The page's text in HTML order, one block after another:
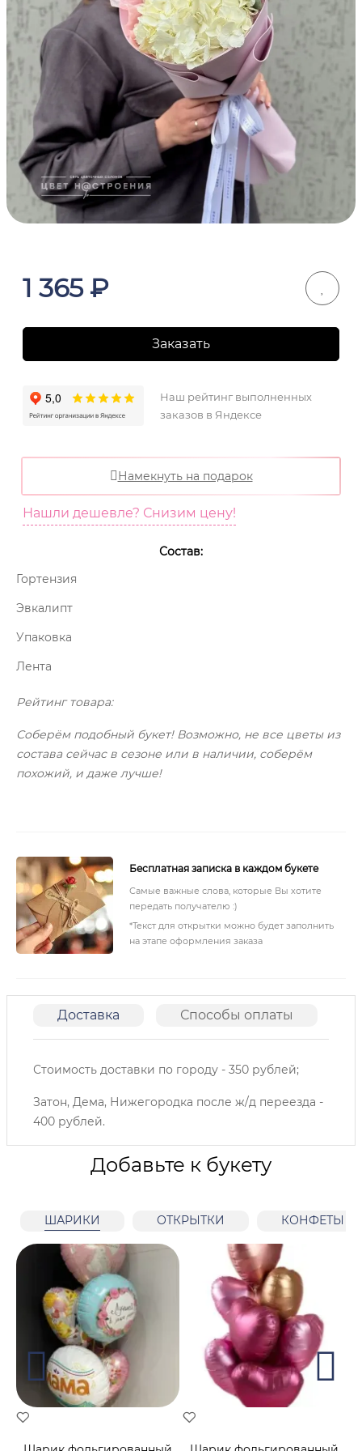
1 365₽
Заказать
Наш рейтинг выполненных
заказов в Яндексе
Намекнуть на подарок
Нашли дешевле? Снизим цену!
Состав:
Гортензия
Эвкалипт
Упаковка
Лента
Рейтинг товара:
Соберём подобный букет! Возможно, не все цветы из
состава сейчас в сезоне или в наличии, соберём
похожий, и даже лучше!
Бесплатная записка в каждом букете
Самые важные слова, которые Вы хотите
передать получателю :)
*Текст для открытки можно будет заполнить
на этапе оформления заказа
Доставка Способы оплаты
Стоимость доставки по городу - 350 рублей;
Затон, Дема, Нижегородка после ж/д переезда -
400 рублей.
Добавьте к букету
ШАРИКИ ОТКРЫТКИ КОНФЕТЫ